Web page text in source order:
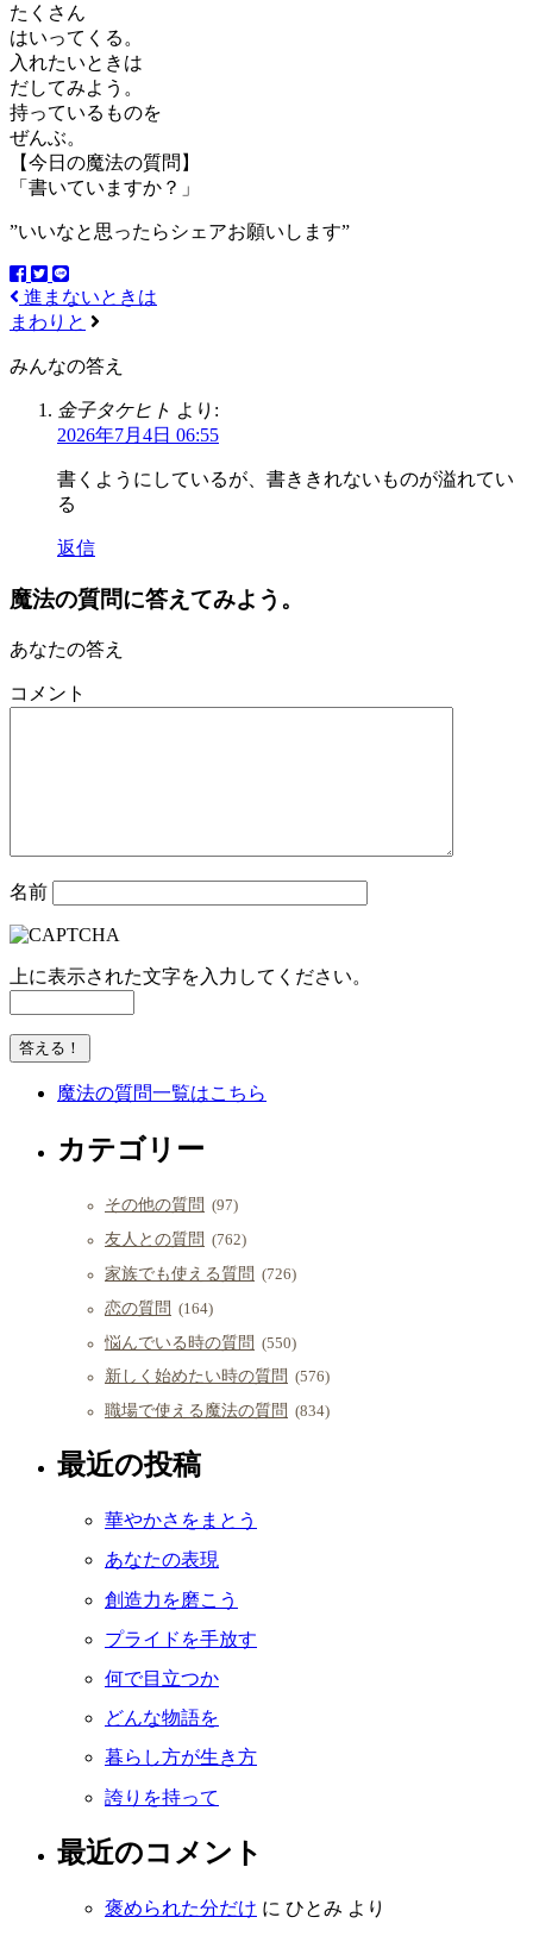
たくさん
はいってくる。
入れたいときは
だしてみよう。
持っているものを
ぜんぶ。
【今日の魔法の質問】
「書いていますか？」
”いいなと思ったらシェアお願いします”
進まないときは
まわりと
みんなの答え
金子タケヒト より:
2026年7月4日 06:55
書くようにしているが、書ききれないものが溢れてい
る
返信
魔法の質問に答えてみよう。
あなたの答え
コメント
名前
上に表示された文字を入力してください。
魔法の質問一覧はこちら
カテゴリー
その他の質問 (97)
友人との質問 (762)
家族でも使える質問 (726)
恋の質問 (164)
悩んでいる時の質問 (550)
新しく始めたい時の質問 (576)
職場で使える魔法の質問 (834)
最近の投稿
華やかさをまとう
あなたの表現
創造力を磨こう
プライドを手放す
何で目立つか
どんな物語を
暮らし方が生き方
誇りを持って
最近のコメント
褒められた分だけ に ひとみ より